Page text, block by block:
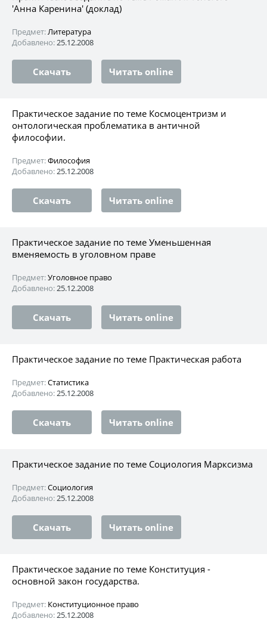
'Анна Каренина' (доклад)
Предмет:Литература
Добавлено:25.12.2008
Скачать Читать online
Практическое задание по теме Космоцентризм и
онтологическая проблематика в античной
философии.
Предмет:Философия
Добавлено:25.12.2008
Скачать Читать online
Практическое задание по теме Уменьшенная
вменяемость в уголовном праве
Предмет:Уголовное право
Добавлено:25.12.2008
Скачать Читать online
Практическое задание по теме Практическая работа
Предмет:Статистика
Добавлено:25.12.2008
Скачать Читать online
Практическое задание по теме Социология Марксизма
Предмет:Социология
Добавлено:25.12.2008
Скачать Читать online
Практическое задание по теме Конституция -
основной закон государства.
Предмет: Конституционное право
Добавлено:25.12.2008